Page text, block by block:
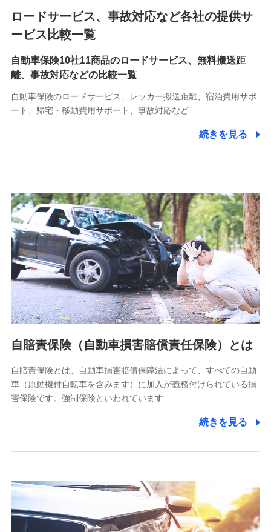
9.お問い合わせ情報
各種お問い合わせに対応するため
10.受託業務の 個人情報
受託業務の遂行およびこれらに準ずる業務の遂行のため
11.マイカー通勤管理クラウド並びに法人向けASPサー
をお送りするため
分析するため
当社の対応品質向上やお問い合わせ内容の正確な把握のため
個人情報保護管理者の職名、連絡先
株式会社ドコモ・インシュアランス 営業部長
〒103-0013 東京都中央区日本橋人形町2-14-10 アーバン
ネット日本橋ビル 3F
株式会社ドコモ・インシュアランス
個人情報の第三者提供について
除き、第三者に提供いたしません。
業務の委託
当社は利用目的の達成に必要な範囲内において個人情報の取
【共同して利用される利用データの項目】
当社又は株式会社NTTドコモがサービス提供等を通じて取得
した、以下の情報などの個人データ
ロードサービス、事故対応など各社の提供サ
ービス比較一覧
自動車保険10社11商品のロードサービス、無料搬送距
離、事故対応などの比較一覧
自動車保険のロードサービス、レッカー搬送距離、宿泊費用サポ
ート、帰宅・移動費用サポート、事故対応など…
続きを見る
自賠責保険（自動車損害賠償責任保険）とは
自賠責保険とは、自動車損害賠償保障法によって、すべての自動
車（原動機付自転車を含みます）に加入が義務付けられている損
害保険です。強制保険といわれています…
続きを見る